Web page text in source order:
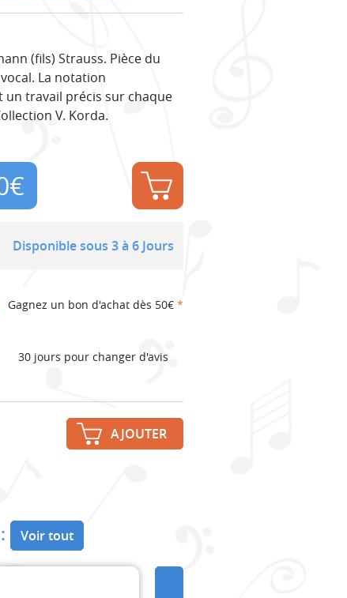
(fils) Strauss. Pièce du
La notation
travail précis sur chaque
V. Korda.
€
Disponible sous 3 à 6 Jours
Gagnez un bon d'achat dès 50€ *
30 jours pour changer d'avis
AJOUTER
Voir tout